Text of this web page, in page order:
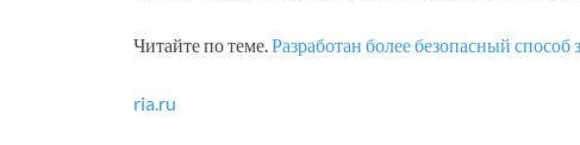
Читайте по теме.Разработан более безопасный способ
ria.ru